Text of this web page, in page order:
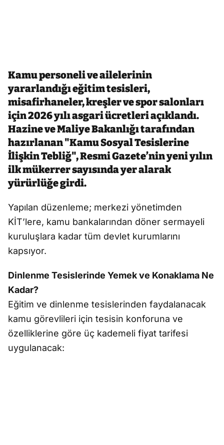
Kamu personeli ve ailelerinin
yararlandığı eğitim tesisleri,
misafirhaneler, kreşler ve spor salonları
için 2026 yılı asgari ücretleri açıklandı.
Hazine ve Maliye Bakanlığı tarafından
hazırlanan "Kamu Sosyal Tesislerine
İlişkin Tebliğ", Resmi Gazete’nin yeni yılın
ilk mükerrer sayısında yer alarak
yürürlüğe girdi.
Yapılan düzenleme; merkezi yönetimden
KİT’lere, kamu bankalarından döner sermayeli
kuruluşlara kadar tüm devlet kurumlarını
kapsıyor.
Dinlenme Tesislerinde Yemek ve Konaklama Ne
Kadar?
Eğitim ve dinlenme tesislerinden faydalanacak
kamu görevlileri için tesisin konforuna ve
özelliklerine göre üç kademeli fiyat tarifesi
uygulanacak: